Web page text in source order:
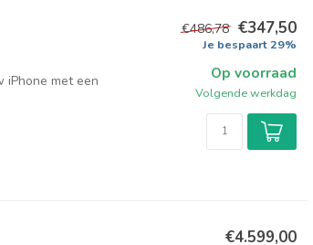
iPhone met een
€486,78 €347,50
Je bespaart 29%
Op voorraad
Volgende werkdag
€4.599,00